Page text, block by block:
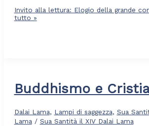
Invito alla lettura: Elogio della grande
tutto »
Buddhismo e
Dalai Lama, Lampi di saggezza, Sua
Lama/ Sua Santità il XIV Dalai Lama